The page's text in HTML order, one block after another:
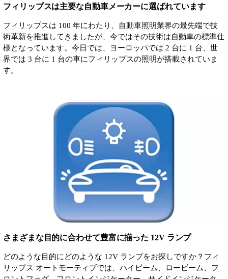
フィリップスは主要な自動車メーカーに選ばれています
フィリップスは 100 年にわたり、自動車照明業界の最先端で技
術革新を推進してきましたが、今ではその技術は自動車の標準仕
様となっています。今日では、ヨーロッパでは 2 台に 1 台、世
界では 3 台に 1 台の車にフィリップスの照明が搭載されていま
す。
さまざまな目的に合わせて豊富に揃った 12V ランプ
どのような目的にどのような 12V ランプをお探しですか？フィ
リップス オートモーティブでは、ハイビーム、ロービーム、フ